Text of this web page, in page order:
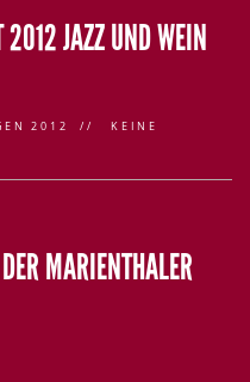
2012 JAZZ UND WEIN
2012
KEINE
MARIENTHALER